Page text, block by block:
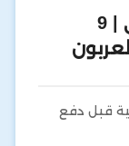
شقق للبيع بالتقسيط دبي | 9
اختبارات مالية قبل دفع